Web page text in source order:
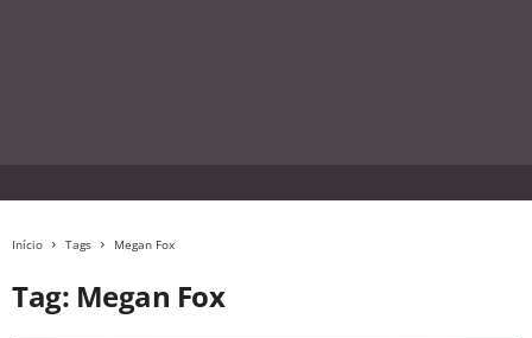
Início Tags Megan Fox
Tag: Megan Fox